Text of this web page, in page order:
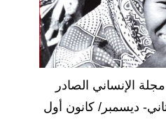
الإنساني الصادر
ديسمبر/ كانون أول